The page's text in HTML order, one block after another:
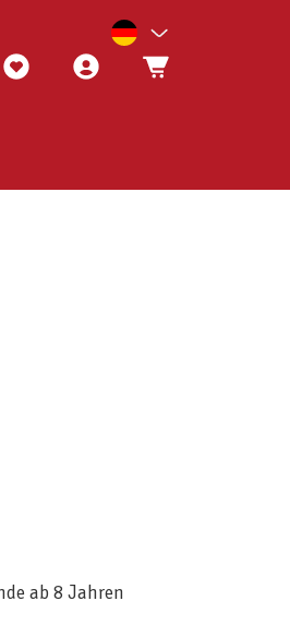
um die Anzahl zu erhöhen oder zu reduzieren.
ab 8 Jahren